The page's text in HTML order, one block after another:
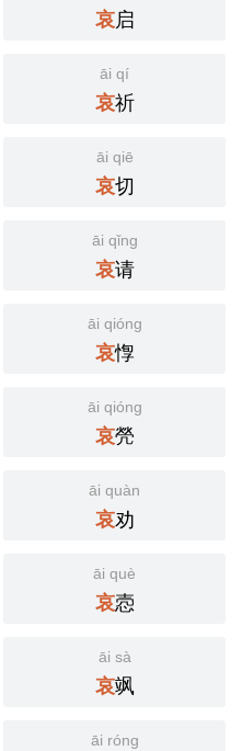
哀启
āi qí
哀祈
āi qiē
哀切
āi qǐng
哀请
āi qióng
哀惸
āi qióng
哀焭
āi quàn
哀劝
āi què
哀悫
āi sà
哀飒
āi róng